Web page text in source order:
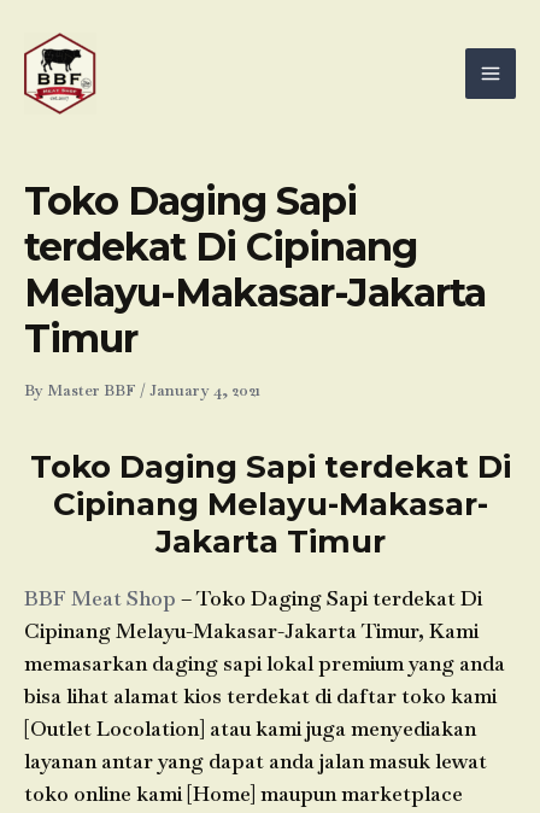
content
Toko Daging Sapi
terdekat Di Cipinang
Melayu-Makasar-Jakarta
Timur
By Master BBF /January 4, 2021
Toko Daging Sapi terdekat Di
Cipinang Melayu-Makasar-
Jakarta Timur
BBF Meat Shop – Toko Daging Sapi terdekat Di
Cipinang Melayu-Makasar-Jakarta Timur, Kami
memasarkan daging sapi lokal premium yang anda
bisa lihat alamat kios terdekat di daftar toko kami
[Outlet Locolation] atau kami juga menyediakan
layanan antar yang dapat anda jalan masuk lewat
toko online kami [Home] maupun marketplace